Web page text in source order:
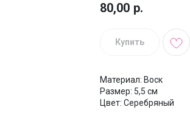
80,00 р.
Купить
Материал: Воск
Размер: 5,5 см
Цвет: Серебряный